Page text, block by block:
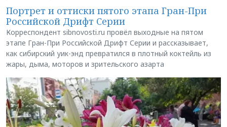
Портрет и оттиски пятого этапа Гран-При
Российской Дрифт Серии
Корреспондент sibnovosti.ru провёл выходные на пятом
этапе Гран-При Российской Дрифт Серии и рассказывает,
как сибирский уик-энд превратился в плотный коктейль из
жары, дыма, моторов и зрительского азарта